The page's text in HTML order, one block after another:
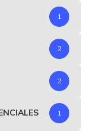
1
2
2
1